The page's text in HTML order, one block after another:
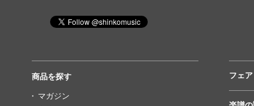
商品を探す
マガジン
フェア